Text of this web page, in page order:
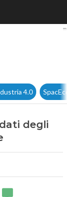
Usa, i
4.0
degli